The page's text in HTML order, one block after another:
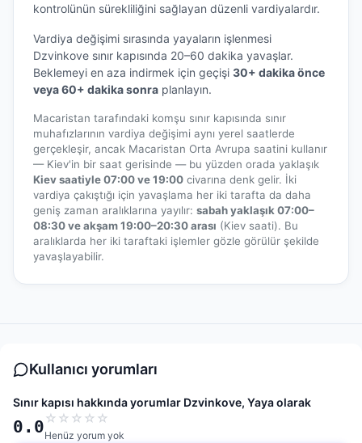
kontrolünün sürekliliğini sağlayan düzenli vardiyalardır.
Vardiya değişimi sırasında yayaların işlenmesi
Dzvinkove sınır kapısında 20–60 dakika yavaşlar.
Beklemeyi en aza indirmek için geçişi 30+ dakika önce
veya 60+ dakika sonra planlayın.
Macaristan tarafındaki komşu sınır kapısında sınır
muhafızlarının vardiya değişimi aynı yerel saatlerde
gerçekleşir, ancak Macaristan Orta Avrupa saatini kullanır
— Kiev'in bir saat gerisinde — bu yüzden orada yaklaşık
Kiev saatiyle 07:00 ve 19:00 civarına denk gelir. İki
vardiya çakıştığı için yavaşlama her iki tarafta da daha
geniş zaman aralıklarına yayılır: sabah yaklaşık 07:00–
08:30 ve akşam 19:00–20:30 arası (Kiev saati). Bu
aralıklarda her iki taraftaki işlemler gözle görülür şekilde
yavaşlayabilir.
Kullanıcı yorumları
Sınır kapısı hakkında yorumlar Dzvinkove, Yaya olarak
0.0☆ ☆ ☆ ☆ ☆
Henüz yorum yok